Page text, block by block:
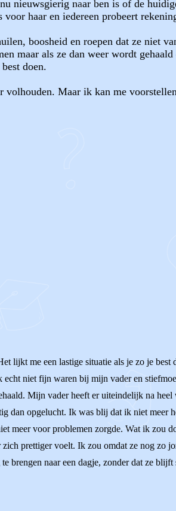
nieuwsgierig naar ben is of de
haar en iedereen probeert
boosheid en roepen dat ze niet
maar als ze dan weer wordt
doen.
Maar ik kan me
lijkt me een lastige situatie als je zo je
niet fijn waren bij mijn vader en
Mijn vader heeft er uiteindelijk na
dan opgelucht. Ik was blij dat ik niet meer
meer voor problemen zorgde. Wat ik zou
prettiger voelt. Ik zou omdat ze nog zo
brengen naar een dagje, zonder dat ze